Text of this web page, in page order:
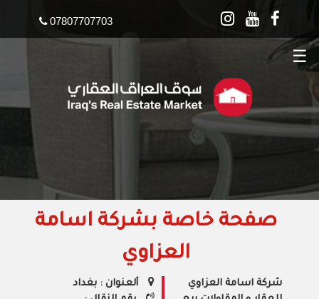
07807707703
☰
صفحة خاصة بشركة اسامة
العزاوي
شركة اسامة العزاوي
ألعنوان : بغداد